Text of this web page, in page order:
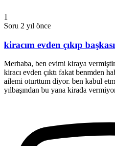
1
Soru 2 yıl önce
kiracım evden çıkıp
Merhaba, ben evimi kiraya
kiracı evden çıktı fakat benmden
ailemi oturttum diyor. ben kabul
yılbaşından bu yana kirada